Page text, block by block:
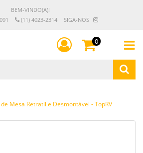
BEM-VINDO(A)!
(11) 4023-2314 SIGA-NOS
0
de Mesa Retratil e Desmontável - TopRV